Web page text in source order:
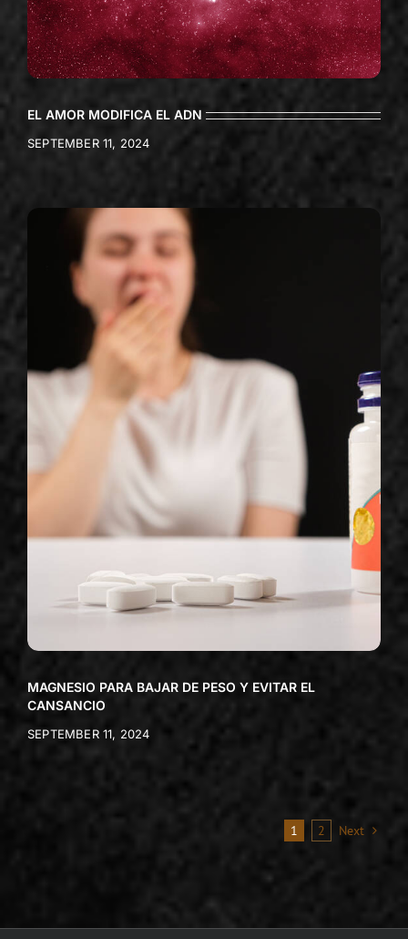
EL AMOR MODIFICA EL ADN
SEPTEMBER 11, 2024
MAGNESIO PARA BAJAR DE PESO Y EVITAR EL
CANSANCIO
SEPTEMBER 11, 2024
1 2 Next